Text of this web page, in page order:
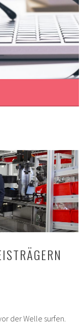
der Welle surfen.